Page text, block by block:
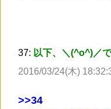
37: 以下、＼(^o^)／
2016/03/24(木)
>>34